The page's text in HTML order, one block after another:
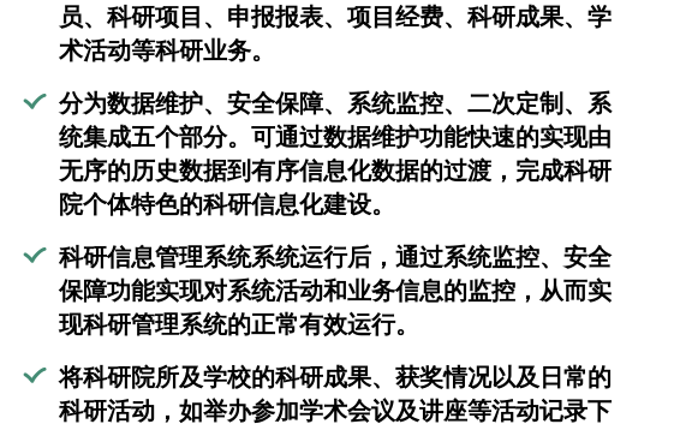
员、科研项目、申报报表、项目经费、科研成果、学
术活动等科研业务。
分为数据维护、安全保障、系统监控、二次定制、系
统集成五个部分。可通过数据维护功能快速的实现由
无序的历史数据到有序信息化数据的过渡，完成科研
院个体特色的科研信息化建设。
科研信息管理系统系统运行后，通过系统监控、安全
保障功能实现对系统活动和业务信息的监控，从而实
现科研管理系统的正常有效运行。
将科研院所及学校的科研成果、获奖情况以及日常的
科研活动，如举办参加学术会议及讲座等活动记录下